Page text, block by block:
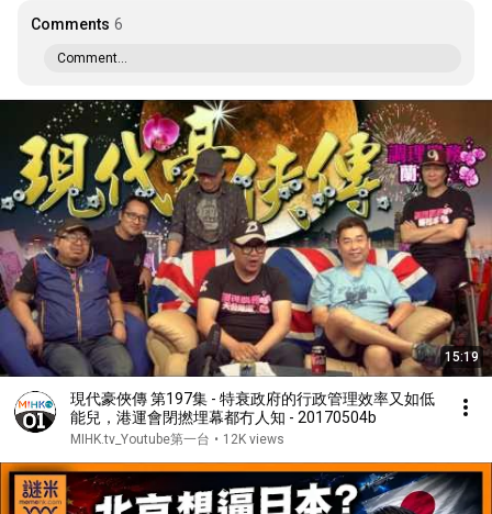
Comments 6
Comment...
15:19
現代豪俠傳 第197集 - 特衰政府的行政管理效率又如低
能兒，港運會閉撚埋幕都冇人知 - 20170504b
MIHK.tv_Youtube第一台 • 12K views